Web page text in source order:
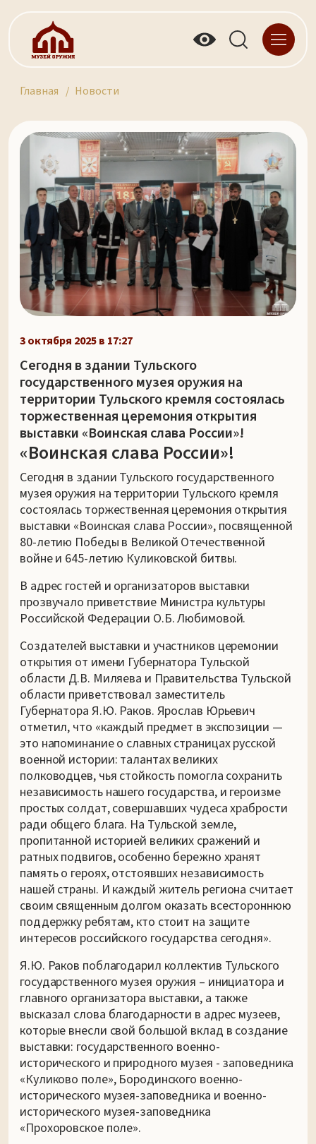
Главная Новости
3 октября 2025 в 17:27
Сегодня в здании Тульского
государственного музея оружия на
территории Тульского кремля состоялась
торжественная церемония открытия
выставки «Воинская слава России»!
«Воинская слава России»!
Сегодня в здании Тульского государственного
музея оружия на территории Тульского кремля
состоялась торжественная церемония открытия
выставки «Воинская слава России», посвященной
80-летию Победы в Великой Отечественной
войне и 645-летию Куликовской битвы.
В адрес гостей и организаторов выставки
прозвучало приветствие Министра культуры
Российской Федерации О.Б. Любимовой.
Создателей выставки и участников церемонии
открытия от имени Губернатора Тульской
области Д.В. Миляева и Правительства Тульской
области приветствовал заместитель
Губернатора Я.Ю. Раков. Ярослав Юрьевич
отметил, что «каждый предмет в экспозиции —
это напоминание о славных страницах русской
военной истории: талантах великих
полководцев, чья стойкость помогла сохранить
независимость нашего государства, и героизме
простых солдат, совершавших чудеса храбрости
ради общего блага. На Тульской земле,
пропитанной историей великих сражений и
ратных подвигов, особенно бережно хранят
память о героях, отстоявших независимость
нашей страны. И каждый житель региона считает
своим священным долгом оказать всестороннюю
поддержку ребятам, кто стоит на защите
интересов российского государства сегодня».
Я.Ю. Раков поблагодарил коллектив Тульского
государственного музея оружия – инициатора и
главного организатора выставки, а также
высказал слова благодарности в адрес музеев,
которые внесли свой большой вклад в создание
выставки: государственного военно-
исторического и природного музея - заповедника
«Куликово поле», Бородинского военно-
исторического музея-заповедника и военно-
исторического музея-заповедника
«Прохоровское поле».